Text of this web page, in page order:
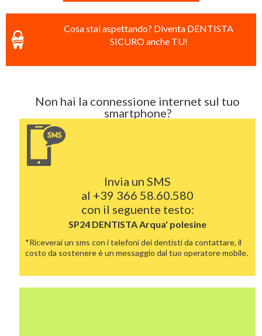
Cosa stai aspettando? Diventa DENTISTA
SICURO anche TU!
Non hai la connessione internet sul tuo
smartphone?
Invia un SMS
al +39 366 58.60.580
con il seguente testo:
SP24 DENTISTAArqua' polesine
*Riceverai un sms con i telefoni dei dentisti da contattare, il
costo da sostenere è un messaggio dal tuo operatore mobile.